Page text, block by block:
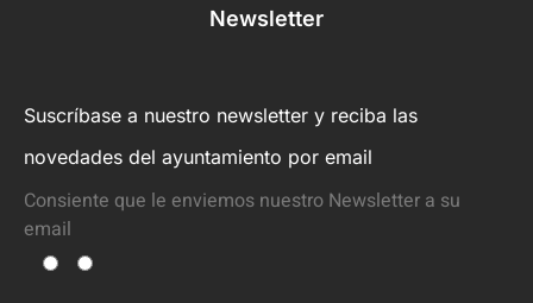
Newsletter
Suscríbase a nuestro newsletter y reciba las
novedades del ayuntamiento por email
Consiente que le enviemos nuestro Newsletter a su
email